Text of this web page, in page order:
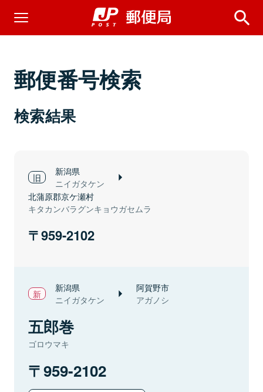
郵便番号検索
検索結果
新潟県
ニイガタケン
北蒲原郡京ケ瀬村
キタカンバラグンキョウガセムラ
959-2102
新潟県
ニイガタケン
阿賀野市
アガノシ
五郎巻
ゴロウマキ
959-2102